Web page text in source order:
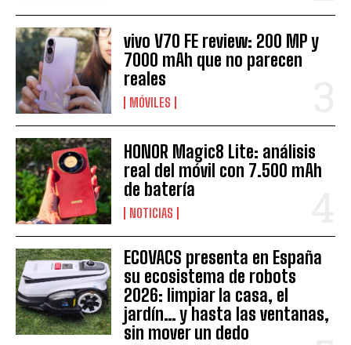
vivo V70 FE review: 200 MP y
7000 mAh que no parecen
reales
MÓVILES
HONOR Magic8 Lite: análisis
real del móvil con 7.500 mAh
de batería
NOTICIAS
ECOVACS presenta en España
su ecosistema de robots
2026: limpiar la casa, el
jardín… y hasta las ventanas,
sin mover un dedo